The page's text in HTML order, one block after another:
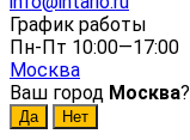
График работы
Пн-Пт 10:00—17:00
Москва
Ваш город Москва?